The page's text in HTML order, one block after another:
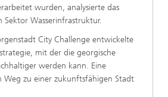
wurden, analysierte das
Sektor Wasserinfrastruktur.
City Challenge entwickelte
mit der die georgische
werden kann. Eine
Weg zu einer zukunftsfähigen Stadt